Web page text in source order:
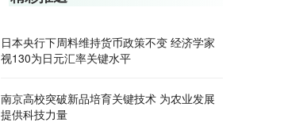
日本央行下周料维持货币政策不变 经济学家
视130为日元汇率关键水平
南京高校突破新品培育关键技术 为农业发展
提供科技力量